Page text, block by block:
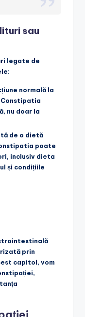
sau
legate de
normală la
nu doar la
de o dietă
poate
inclusiv dieta
și condițiile
prin
capitol, vom